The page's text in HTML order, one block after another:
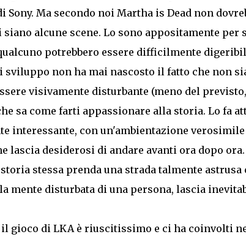
Sony. Ma secondo noi Martha is Dead non
alcune scene. Lo sono appositamente per
potrebbero essere difficilmente
sviluppo non ha mai nascosto il fatto che non
visivamente disturbante (meno del
sa come farti appassionare alla storia. Lo fa
interessante, con un'ambientazione
lascia desiderosi di andare avanti ora dopo
stessa prenda una strada talmente astrusa
mente disturbata di una persona, lascia
il gioco di LKA è riuscitissimo e ci ha coinvolti